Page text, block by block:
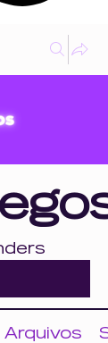
Arquivos